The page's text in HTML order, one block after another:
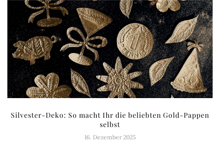
Silvester-Deko: So macht Ihr die beliebten Gold-Pappen
selbst
16. Dezember 2025